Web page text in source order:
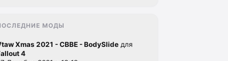
МОДЫ
Xmas 2021 - CBBE - BodySlide для
4